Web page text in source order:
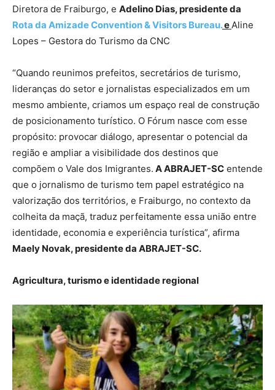
Diretora de Fraiburgo, e Adelino Dias, presidente da
Rota da Amizade Convention & Visitors Bureau.eAline
Lopes – Gestora do Turismo da CNC
“Quando reunimos prefeitos, secretários de turismo,
lideranças do setor e jornalistas especializados em um
mesmo ambiente, criamos um espaço real de construção
de posicionamento turístico. O Fórum nasce com esse
propósito: provocar diálogo, apresentar o potencial da
região e ampliar a visibilidade dos destinos que
compõem o Vale dos Imigrantes. A ABRAJET-SC entende
que o jornalismo de turismo tem papel estratégico na
valorização dos territórios, e Fraiburgo, no contexto da
colheita da maçã, traduz perfeitamente essa união entre
identidade, economia e experiência turística”, afirma
Maely Novak, presidente da ABRAJET-SC.
Agricultura, turismo e identidade regional